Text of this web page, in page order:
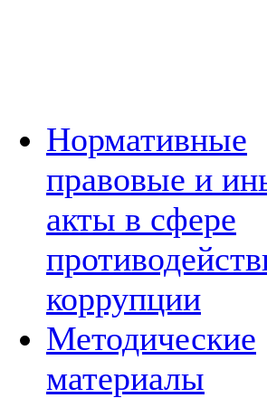
Нормативные
правовые и
акты в сфере
коррупции
Методические
материалы